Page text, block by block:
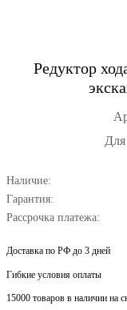
Редуктор
Наличие:
Гарантия:
Рассрочка платежа:
Доставка по РФ до 3 дней
Гибкие условия оплаты
15000 товаров в наличии на